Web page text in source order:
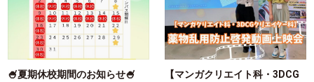
🍧夏期休校期間のお知らせ🍧
【マンガクリエイト科・3DCG